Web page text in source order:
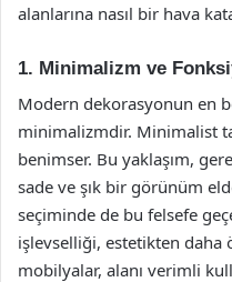
alanlarına nasıl bir hava
1. Minimalizm ve
Modern dekorasyonun en
minimalizmdir. Minimalist
benimser. Bu yaklaşım,
sade ve şık bir görünüm
seçiminde de bu felsefe
işlevselliği, estetikten daha
mobilyalar, alanı verimli